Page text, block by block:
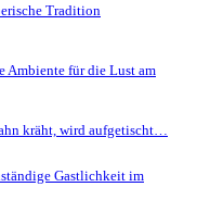
Tradition
Ambiente für die Lust am
kräht, wird aufgetischt…
Gastlichkeit im